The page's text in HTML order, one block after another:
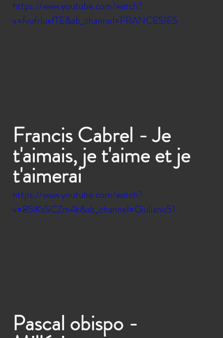
https://www.youtube.com/watch?
v=fvufrluxfTE&ab_channel=FRANCESIES
Francis Cabrel - Je
t'aimais, je t'aime et je
t'aimerai
https://www.youtube.com/watch?
v=85lKsSCZm4k&ab_channel=Giuliano51
Pascal obispo -